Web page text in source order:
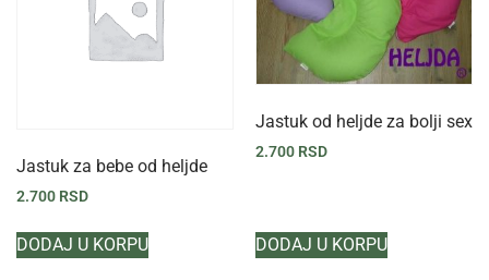
Jastuk za bebe od heljde
2.700 RSD
DODAJ U KORPU
Jastuk od heljde za bolji sex
2.700 RSD
DODAJ U KORPU